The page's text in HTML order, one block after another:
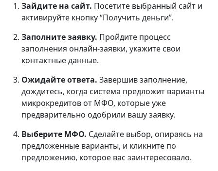
Зайдите на сайт. Посетите выбранный сайт и
активируйте кнопку “Получить деньги”.
Заполните заявку. Пройдите процесс
заполнения онлайн-заявки, укажите свои
контактные данные.
Ожидайте ответа. Завершив заполнение,
дождитесь, когда система предложит варианты
микрокредитов от МФО, которые уже
предварительно одобрили вашу заявку.
Выберите МФО. Сделайте выбор, опираясь на
предложенные варианты, и кликните по
предложению, которое вас заинтересовало.